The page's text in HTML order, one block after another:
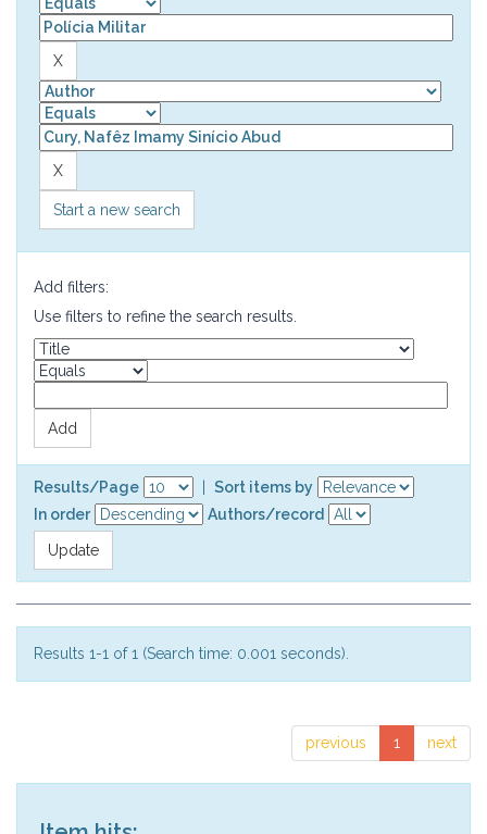
Start a new search
Add filters:
Use filters to refine the search results.
Results/Page
Sort items by
In order
Authors/record
Results 1-1 of 1 (Search time: 0.001 seconds).
previous 1 next